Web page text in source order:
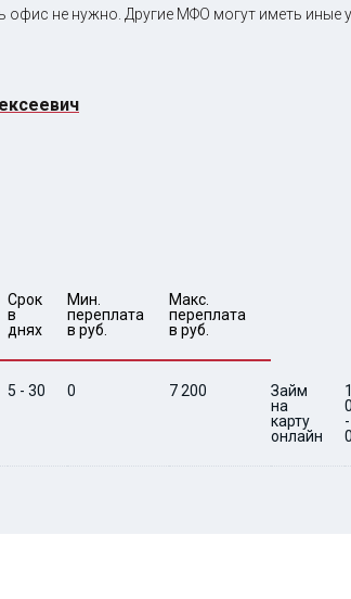
офис не нужно. Другие МФО могут иметь
Срок
в
днях
Мин.
переплата
в руб.
Макс.
переплата
в руб.
5 - 30 0 7 200
Займ
на
карту
онлайн
1